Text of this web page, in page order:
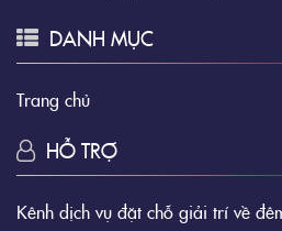
DANH MỤC
Trang chủ
HỖ TRỢ
Kênh dịch vụ đặt chỗ giải trí về